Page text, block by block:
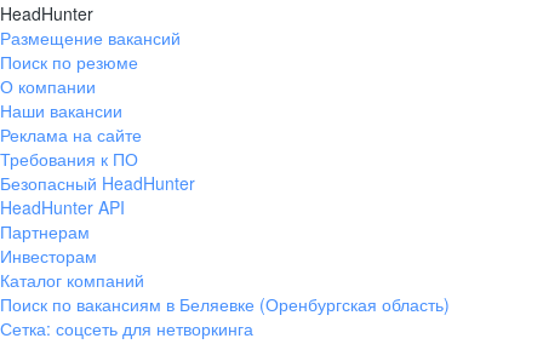
HeadHunter
Размещение вакансий
Поиск по резюме
О компании
Наши вакансии
Реклама на сайте
Требования к ПО
Безопасный HeadHunter
HeadHunter API
Партнерам
Инвесторам
Каталог компаний
Поиск по вакансиям в Беляевке (Оренбургская область)
Сетка: соцсеть для нетворкинга